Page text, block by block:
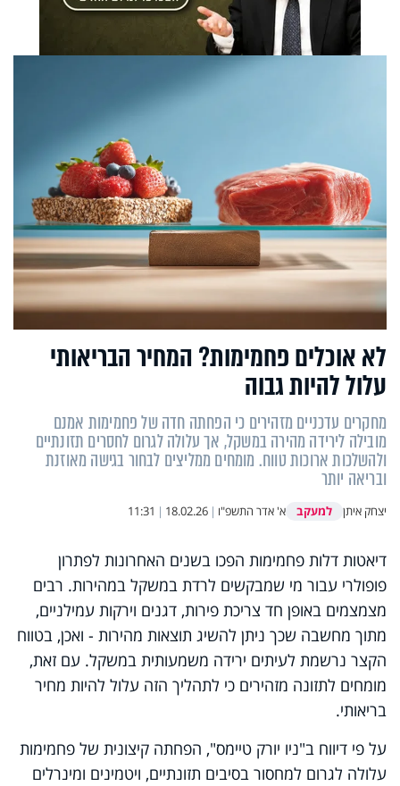
לא אוכלים פחמימות? המחיר הבריאותי
עלול להיות גבוה
מחקרים עדכניים מזהירים כי הפחתה חדה של פחמימות אמנם
מובילה לירידה מהירה במשקל, אך עלולה לגרום לחסרים תזונתיים
ולהשלכות ארוכות טווח. מומחים ממליצים לבחור בגישה מאוזנת
ובריאה יותר
יצחק איתן למעקב א' אדר התשפ"ו |
18.02.26
|
11:31
דיאטות דלות פחמימות הפכו בשנים האחרונות לפתרון
פופולרי עבור מי שמבקשים לרדת במשקל במהירות. רבים
מצמצמים באופן חד צריכת פירות, דגנים וירקות עמילניים,
מתוך מחשבה שכך ניתן להשיג תוצאות מהירות - ואכן, בטווח
הקצר נרשמת לעיתים ירידה משמעותית במשקל. עם זאת,
מומחים לתזונה מזהירים כי לתהליך הזה עלול להיות מחיר
בריאותי.
על פי דיווח ב"ניו יורק טיימס", הפחתה קיצונית של פחמימות
עלולה לגרום למחסור בסיבים תזונתיים, ויטמינים ומינרלים